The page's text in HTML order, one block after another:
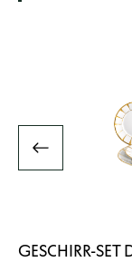
GESCHIRR-SET